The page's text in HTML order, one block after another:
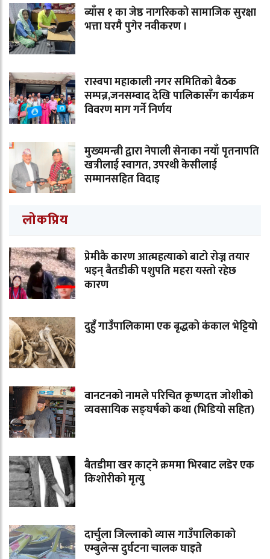
ब्याँस १ का जेष्ठ नागरिकको सामाजिक सुरक्षा
भत्ता घरमै पुगेर नवीकरण ।
रास्वपा महाकाली नगर समितिको बैठक
सम्पन्न,जनसम्वाद देखि पालिकासँग कार्यक्रम
विवरण माग गर्ने निर्णय
मुख्यमन्त्री द्वारा नेपाली सेनाका नयाँ पृतनापति
खत्रीलाई स्वागत, उपरथी केसीलाई
सम्मानसहित विदाइ
लोकप्रिय
प्रेमीकै कारण आत्महत्याको बाटो रोज्न तयार
भइन् बैतडीकी पशुपति महरा यस्तो रहेछ
कारण
दुहुँ गाउँपालिकामा एक बृद्धको कंकाल भेट्टियो
वानटनको नामले परिचित कृष्णदत्त जोशीको
व्यवसायिक सङ्घर्षको कथा (भिडियो सहित)
बैतडीमा खर काट्ने क्रममा भिरबाट लडेर एक
किशोरीको मृत्यु
दार्चुला जिल्लाको व्यास गाउँपालिकाको
एम्बुलेन्स दुर्घटना चालक घाइते